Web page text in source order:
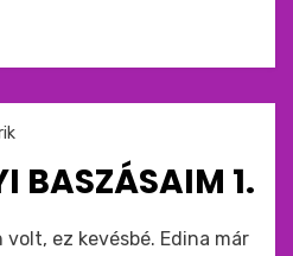
BASZÁSAIM 1.
ez kevésbé. Edina már